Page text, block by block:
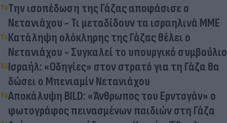
Την ισοπέδωση της Γάζας αποφάσισε ο
Νετανιάχου - Τι μεταδίδουν τα ισραηλινά ΜΜΕ
Κατάληψη ολόκληρης της Γάζας θέλει ο
Νετανιάχου - Συγκαλεί το υπουργικό συμβούλιο
Ισραήλ: «Οδηγίες» στον στρατό για τη Γάζα θα
δώσει ο Μπενιαμίν Νετανιάχου
Αποκάλυψη BILD: «Άνθρωπος του Ερντογάν» ο
φωτογράφος πεινασμένων παιδιών στη Γάζα